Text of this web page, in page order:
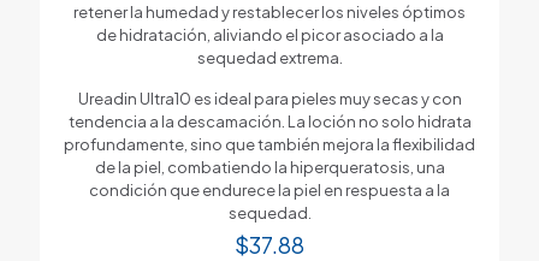
retener la humedad y restablecer los niveles óptimos
de hidratación, aliviando el picor asociado a la
sequedad extrema.
Ureadin Ultra10 es ideal para pieles muy secas y con
tendencia a la descamación. La loción no solo hidrata
profundamente, sino que también mejora la flexibilidad
de la piel, combatiendo la hiperqueratosis, una
condición que endurece la piel en respuesta a la
sequedad.
$37.88